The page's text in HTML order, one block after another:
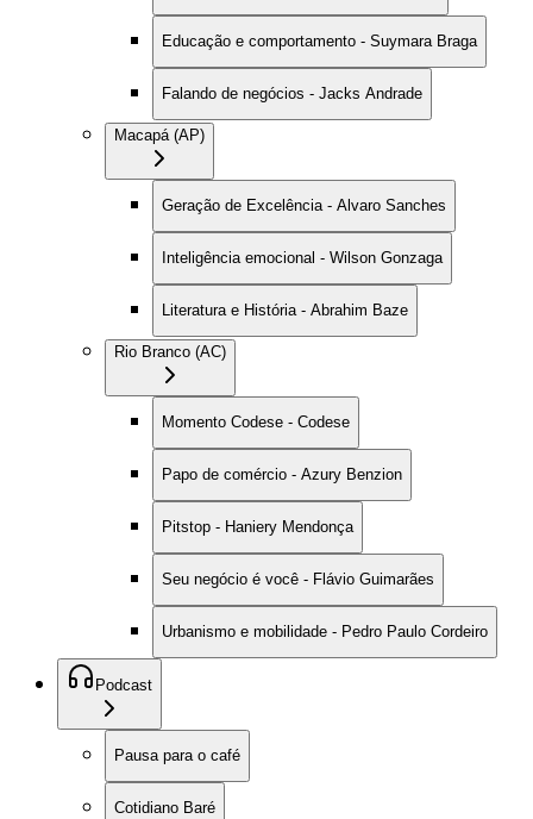
Educação e comportamento - Suymara Braga
Falando de negócios - Jacks Andrade
Macapá (AP)
Geração de Excelência - Alvaro Sanches
Inteligência emocional - Wilson Gonzaga
Literatura e História - Abrahim Baze
Rio Branco (AC)
Momento Codese - Codese
Papo de comércio - Azury Benzion
Pitstop - Haniery Mendonça
Seu negócio é você - Flávio Guimarães
Urbanismo e mobilidade - Pedro Paulo Cordeiro
Podcast
Pausa para o café
Cotidiano Baré